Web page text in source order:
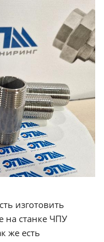
изготовить
на станке ЧПУ
же есть